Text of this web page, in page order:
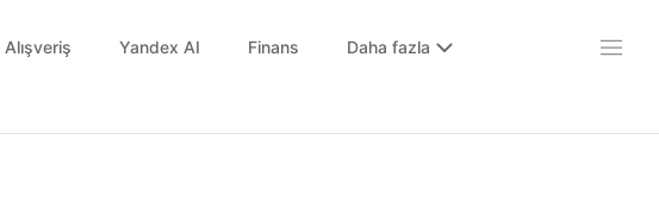
Alışveriş Yandex AI Finans Daha fazla